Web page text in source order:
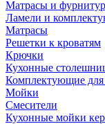
Матрасы и
Ламели и
Матрасы
Решетки к кроватям
Крючки
Кухонные
Комплектующие для
Мойки
Смесители
Кухонные мойки